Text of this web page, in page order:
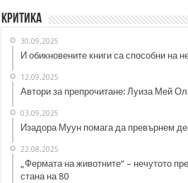
Критика
30.09.2025
И обикновените книги са способни на
12.09.2025
Автори за препрочитане: Луиза Мей
03.09.2025
Изадора Муун помага да превърнем
22.08.2025
„Фермата на животните“ – нечутото
стана на 80